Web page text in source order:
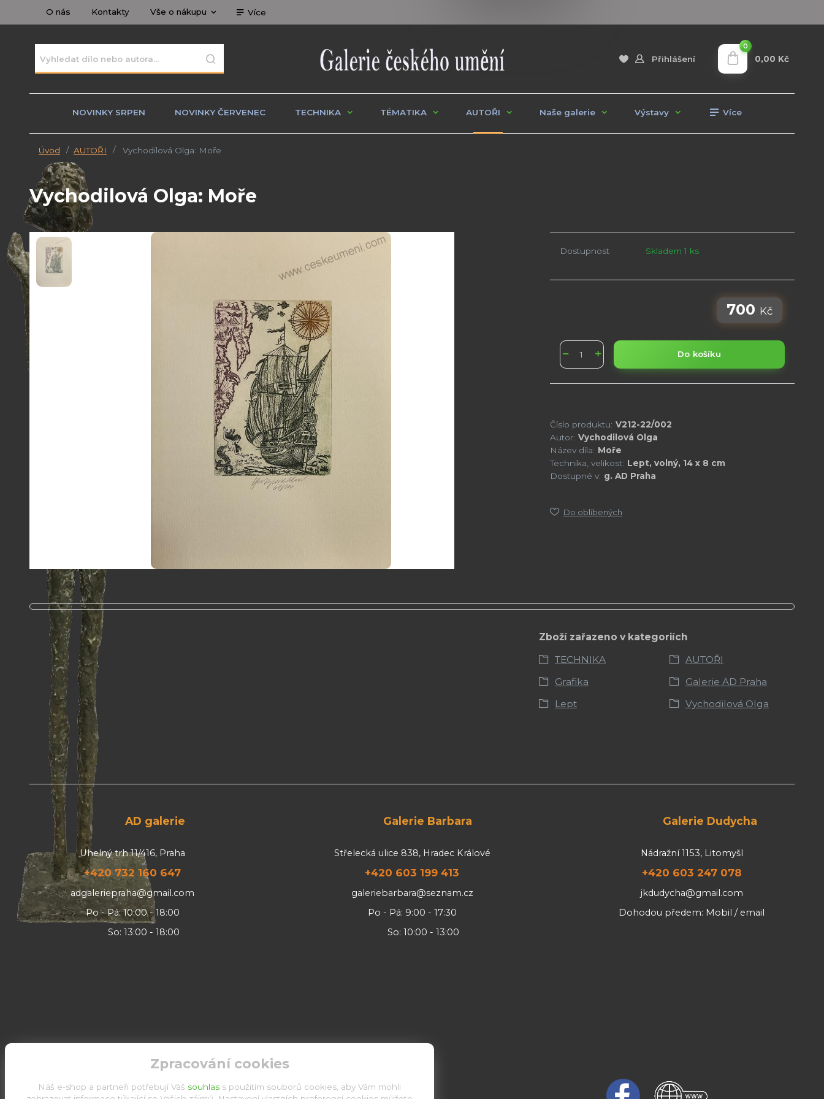
O nás Kontakty Vše o nákupu Více
Přihlášení
0
0,00 Kč
NOVINKY SRPEN NOVINKY ČERVENEC TECHNIKA TÉMATIKA AUTOŘI Naše galerie Výstavy Více
Úvod AUTOŘI Vychodilová Olga: Moře
Vychodilová Olga: Moře
Dostupnost Skladem 1 ks
700 Kč
Do košíku
Číslo produktu: V212-22/002
Autor: Vychodilová Olga
Název díla: Moře
Technika, velikost: Lept, volný, 14 x 8 cm
Dostupné v: g. AD Praha
Do oblíbených
Zboží zařazeno v kategoriích
TECHNIKA
AUTOŘI
Grafika
Galerie AD Praha
Lept
Vychodilová Olga
AD galerie
Uhelný trh 11/416, Praha
+420 732 160 647
adgaleriepraha@gmail.com
Po - Pá: 10:00 - 18:00
So: 13:00 - 18:00
Galerie Barbara
Střelecká ulice 838, Hradec Králové
+420 603 199 413
galeriebarbara@seznam.cz
Po - Pá: 9:00 - 17:30
So: 10:00 - 13:00
Galerie Dudycha
Nádražní 1153, Litomyšl
+420 603 247 078
jkdudycha@gmail.com
Dohodou předem: Mobil / email
Zpracování cookies
Náš e-shop a partneři potřebují Váš souhlas s použitím souborů cookies, aby Vám mohli